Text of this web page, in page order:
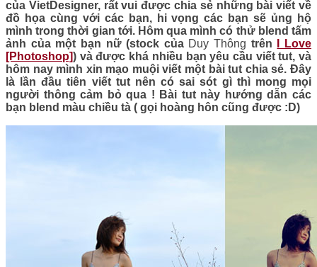
của VietDesigner, rất vui được chia sẻ những bài viết về
đồ họa cùng với các bạn, hi vọng các bạn sẽ ủng hộ
mình trong thời gian tới. Hôm qua mình có thử blend tấm
ảnh của một bạn nữ (stock của Duy Thông trên
I Love
[Photoshop]) và được khá nhiều bạn yêu cầu viết tut, và
hôm nay mình xin mạo muội viết một bài tut chia sẻ. Đây
là lần đầu tiên viết tut nên có sai sót gì thì ­mong mọi
người thông cảm bỏ qua ! Bài tut này hướng dẫn các
bạn blend màu chiều tà ( gọi hoàng hôn cũng được :D)